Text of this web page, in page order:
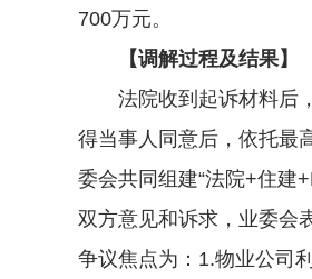
700万元。
【调解过程及结果】
法院收到起诉材料后，
得当事人同意后，依托最
委会共同组建“法院+住建
双方意见和诉求，业委会
争议焦点为：1.物业公司